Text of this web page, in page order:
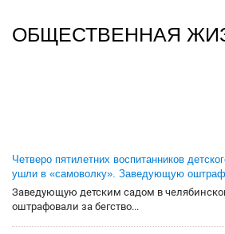
ОБЩЕСТВЕННАЯ
Четверо пятилетних воспитанников
ушли в «самоволку». Заведующую
Заведующую детским садом в
оштрафовали за бегство...